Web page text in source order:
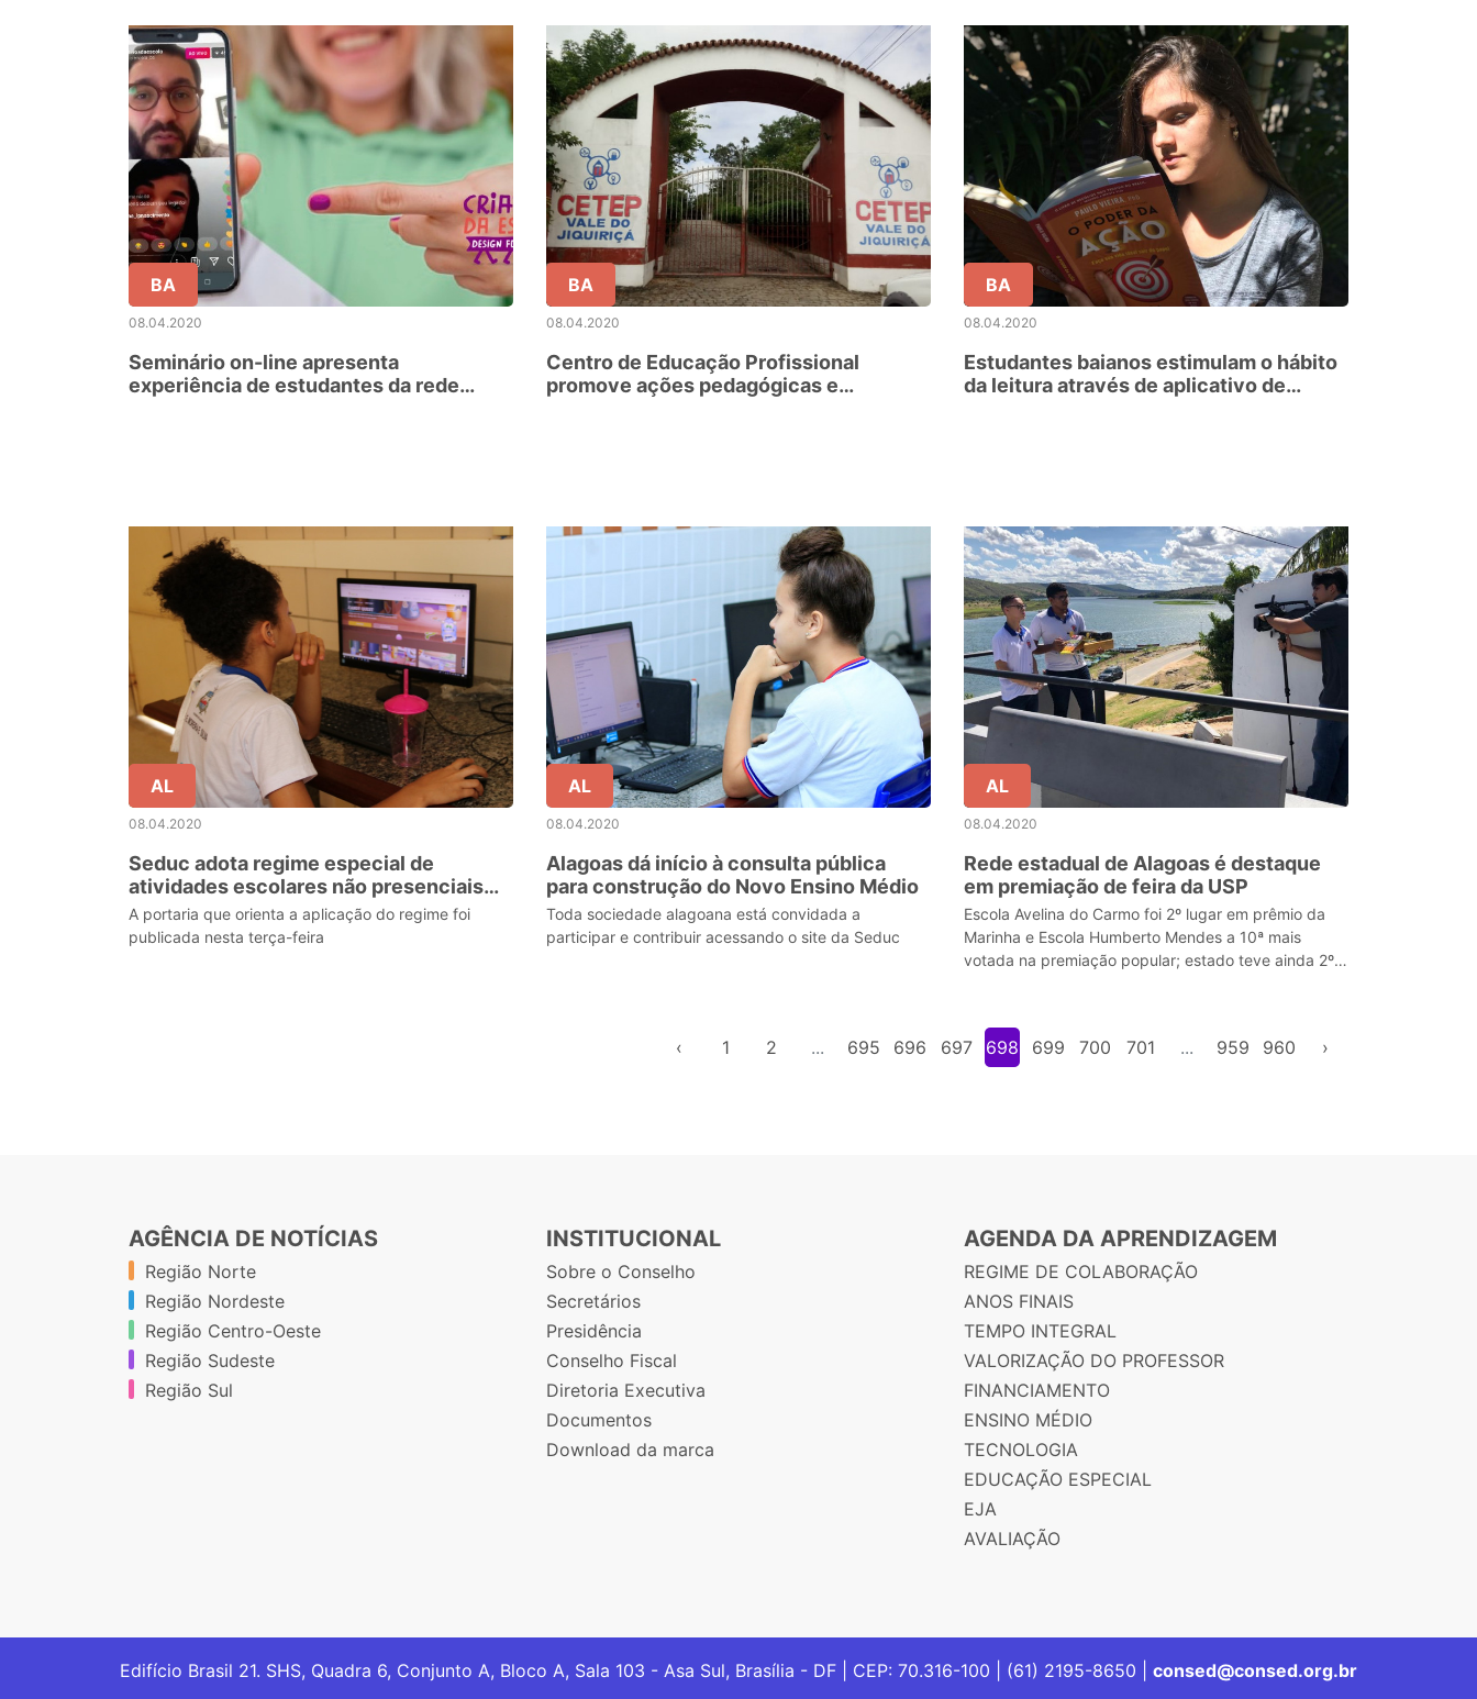
BA
08.04.2020
Seminário on-line apresenta
experiência de estudantes da rede
BA
08.04.2020
Centro de Educação Profissional
promove ações pedagógicas e
BA
08.04.2020
Estudantes baianos estimulam o hábito
da leitura através de aplicativo de
AL
08.04.2020
Seduc adota regime especial de
atividades escolares não presenciais
em Alagoas
A portaria que orienta a aplicação do regime foi
publicada nesta terça-feira
AL
08.04.2020
Alagoas dá início à consulta pública
para construção do Novo Ensino Médio
Toda sociedade alagoana está convidada a
participar e contribuir acessando o site da Seduc
AL
08.04.2020
Rede estadual de Alagoas é destaque
em premiação de feira da USP
Escola Avelina do Carmo foi 2º lugar em prêmio da
Marinha e Escola Humberto Mendes a 10ª mais
votada na premiação popular; estado teve ainda 2º
‹ 1 2 ... 695 696 697 698 699 700 701 ... 959 960 ›
AGÊNCIA DE NOTÍCIAS
Região Norte
Região Nordeste
Região Centro-Oeste
Região Sudeste
Região Sul
INSTITUCIONAL
Sobre o Conselho
Secretários
Presidência
Conselho Fiscal
Diretoria Executiva
Documentos
Download da marca
AGENDA DA APRENDIZAGEM
REGIME DE COLABORAÇÃO
ANOS FINAIS
TEMPO INTEGRAL
VALORIZAÇÃO DO PROFESSOR
FINANCIAMENTO
ENSINO MÉDIO
TECNOLOGIA
EDUCAÇÃO ESPECIAL
EJA
AVALIAÇÃO
Edifício Brasil 21. SHS, Quadra 6, Conjunto A, Bloco A, Sala 103 - Asa Sul, Brasília - DF | CEP: 70.316-100 | (61) 2195-8650 | consed@consed.org.br